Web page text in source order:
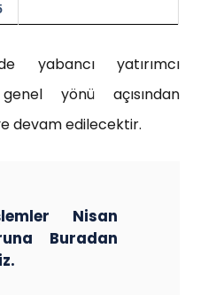
yabancı yatırımcı
yönü açısından
devam edilecektir.
Nisan
Buradan